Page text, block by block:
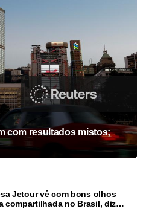
com resultados mistos;
Jetour vê com bons olhos
compartilhada no Brasil, diz